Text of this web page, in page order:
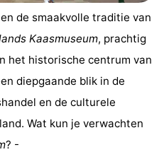
de smaakvolle traditie van
Kaasmuseum, prachtig
het historische centrum van
diepgaande blik in de
en de culturele
Wat kun je verwachten
? -